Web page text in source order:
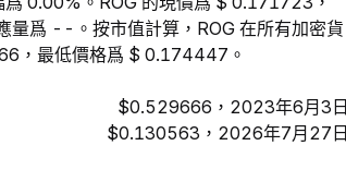
爲 --。按市值計算，ROG 在所有加密貨
，最低價格爲 $ 0.174447。
$0.529666，2023年6月3日
$0.130563，2026年7月27日